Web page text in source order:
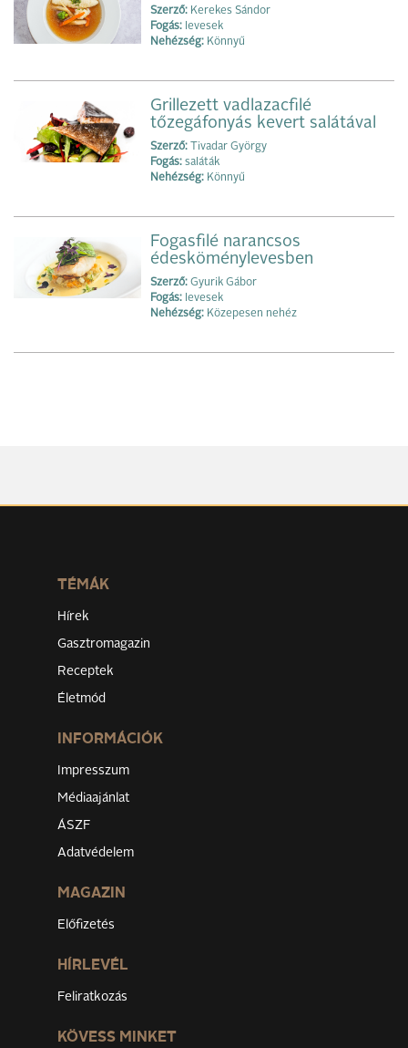
Szerző: Kerekes Sándor
Fogás: levesek
Nehézség: Könnyű
Grillezett vadlazacfilé
tőzegáfonyás kevert salátával
Szerző: Tivadar György
Fogás: saláták
Nehézség: Könnyű
Fogasfilé narancsos
édesköménylevesben
Szerző: Gyurik Gábor
Fogás: levesek
Nehézség: Közepesen nehéz
TÉMÁK
Hírek
Gasztromagazin
Receptek
Életmód
INFORMÁCIÓK
Impresszum
Médiaajánlat
ÁSZF
Adatvédelem
MAGAZIN
Előfizetés
HÍRLEVÉL
Feliratkozás
KÖVESS MINKET